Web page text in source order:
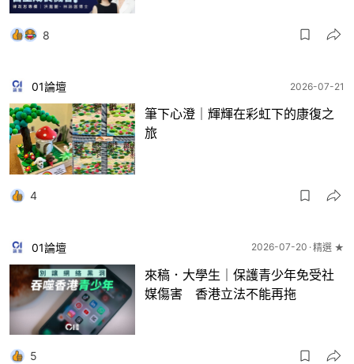
8
01論壇 2026-07-21
筆下心澄｜輝輝在彩虹下的康復之
旅
4
01論壇 2026-07-20 精選 ★
來稿．大學生｜保護青少年免受社
媒傷害 香港立法不能再拖
5